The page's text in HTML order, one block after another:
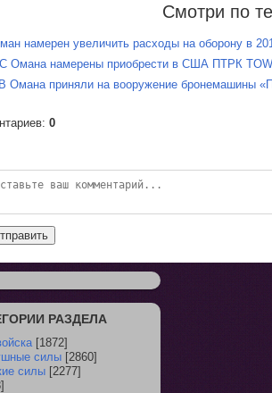
Смотри по
намерен увеличить расходы на оборону в
Омана намерены приобрести в США ПТРК
Омана приняли на вооружение бронемашины
: 0
РАЗДЕЛА
[1872]
силы [2860]
силы [2277]